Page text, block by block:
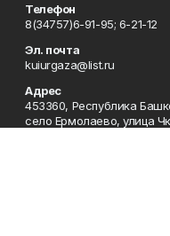
Телефон
8(34757)6-91-95; 6-21-12
Эл. почта
kuiurgaza@list.ru
Адрес
453360, Республика
село Ермолаево, улица